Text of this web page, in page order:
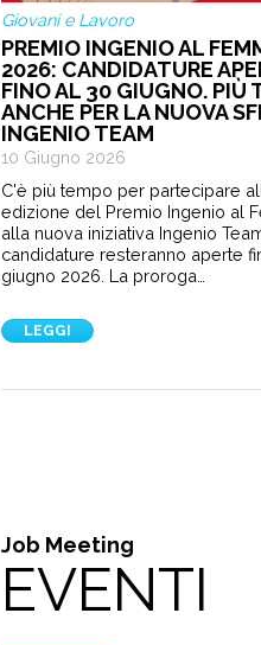
Giovani e Lavoro
PREMIO INGENIO AL
2026: CANDIDATURE
FINO AL 30 GIUGNO. PIÙ
ANCHE PER LA NUOVA
INGENIO TEAM
10 Giugno 2026
C'è più tempo per partecipare
edizione del Premio Ingenio al
alla nuova iniziativa Ingenio
candidature resteranno aperte
giugno 2026. La proroga…
LEGGI
Job Meeting
EVENTI